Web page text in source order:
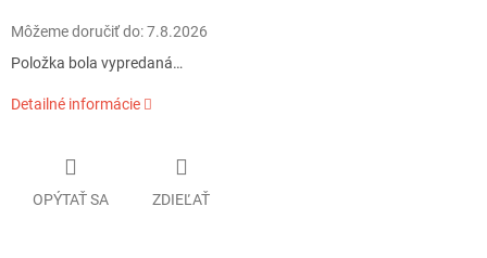
Môžeme doručiť do:7.8.2026
Položka bola vypredaná…
Detailné informácie
OPÝTAŤ SA ZDIEĽAŤ